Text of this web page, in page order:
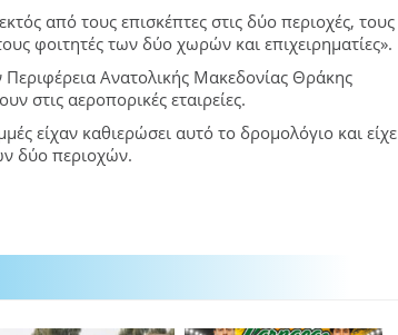
από τους επισκέπτες στις δύο περιοχές, τους
φοιτητές των δύο χωρών και επιχειρηματίες».
Ανατολικής Μακεδονίας Θράκης
στις αεροπορικές εταιρείες.
είχαν καθιερώσει αυτό το δρομολόγιο και είχε
δύο περιοχών.